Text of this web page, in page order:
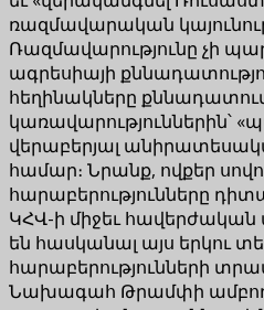
ռազմավարական
Ռազմավարությունը չի
ագրեսիայի
հեղինակները
կառավարություններին՝
վերաբերյալ
համար։ Նրանք, ովքեր
հարաբերությունները
ԿՀՎ-ի միջեւ
են հասկանալ այս երկու
հարաբերությունների
Նախագահ Թրամփի